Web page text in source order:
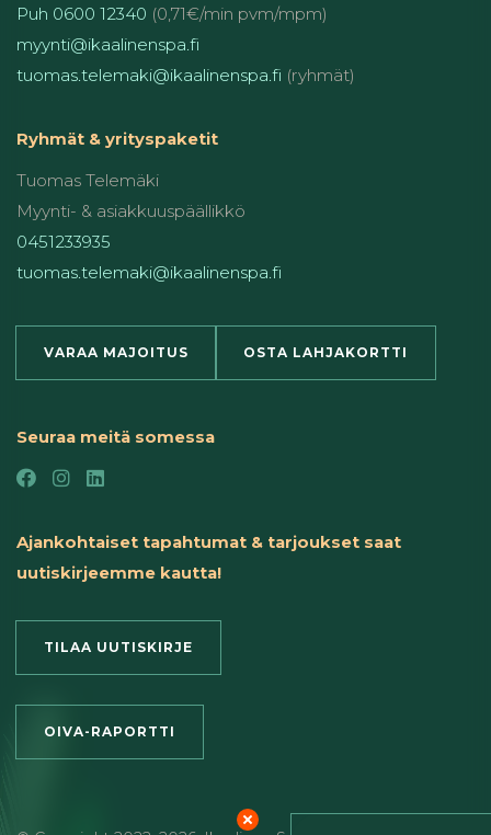
Puh 0600 12340 (0,71€/min pvm/mpm)
myynti@ikaalinenspa.fi
tuomas.telemaki@ikaalinenspa.fi (ryhmät)
Ryhmät & yrityspaketit
Tuomas Telemäki
Myynti- & asiakkuuspäällikkö
0451233935
tuomas.telemaki@ikaalinenspa.fi
VARAA MAJOITUS OSTA LAHJAKORTTI
Seuraa meitä somessa
Ajankohtaiset tapahtumat & tarjoukset saat
uutiskirjeemme kautta!
TILAA UUTISKIRJE
OIVA-RAPORTTI